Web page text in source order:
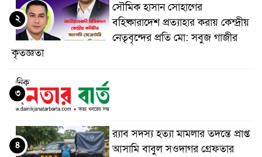
সৌমিক হাসান সোহাগের
বহিষ্কারাদেশ প্রত্যাহার করায় কেন্দ্রীয়
নেতৃবৃন্দের প্রতি মো: সবুজ গাজীর
কৃতজ্ঞতা
২
৩
র‌্যাব সদস্য হত্যা মামলার তদন্তে প্রাপ্ত
আসামি বাবুল সওদাগর গ্রেফতার
৪